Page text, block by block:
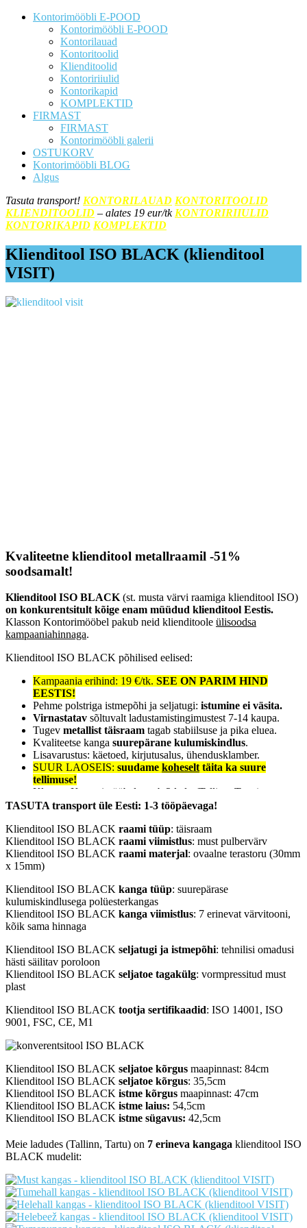
Kontorimööbli E-POOD
Kontorimööbli E-POOD
Kontorilauad
Kontoritoolid
Klienditoolid
Kontoririiulid
Kontorikapid
KOMPLEKTID
FIRMAST
FIRMAST
Kontorimööbli galerii
OSTUKORV
Kontorimööbli BLOG
Algus
Tasuta transport! KONTORILAUAD KONTORITOOLID
KLIENDITOOLID – alates 19 eur/tk KONTORIRIIULID
KONTORIKAPID KOMPLEKTID
Klienditool ISO BLACK (klienditool
VISIT)
Kvaliteetne klienditool metallraamil -51%
soodsamalt!
Klienditool ISO BLACK (st. musta värvi raamiga klienditool ISO)
on konkurentsitult kõige enam müüdud klienditool Eestis.
Klasson Kontorimööbel pakub neid klienditoole ülisoodsa
kampaaniahinnaga.
Klienditool ISO BLACK põhilised eelised:
Kampaania erihind: 19 €/tk. SEE ON PARIM HIND
EESTIS!
Pehme polstriga istmepõhi ja seljatugi: istumine ei väsita.
Virnastatav sõltuvalt ladustamistingimustest 7-14 kaupa.
Tugev metallist täisraam tagab stabiilsuse ja pika eluea.
Kvaliteetse kanga suurepärane kulumiskindlus.
Lisavarustus: käetoed, kirjutusalus, ühendusklamber.
SUUR LAOSEIS: suudame koheselt täita ka suure
tellimuse!
Klasson Kontorimööbel omab 2 ladu (Tallinn, Tartu).
Klienditool ISO BLACK ei vaja montaaži, sest on juba
kokkupandud.
TASUTA transport üle Eesti: 1-3 tööpäevaga!
Klienditool ISO BLACK raami tüüp: täisraam
Klienditool ISO BLACK raami viimistlus: must pulbervärv
Klienditool ISO BLACK raami materjal: ovaalne terastoru (30mm
x 15mm)
Klienditool ISO BLACK kanga tüüp: suurepärase
kulumiskindlusega polüesterkangas
Klienditool ISO BLACK kanga viimistlus: 7 erinevat värvitooni,
kõik sama hinnaga
Klienditool ISO BLACK seljatugi ja istmepõhi: tehnilisi omadusi
hästi säilitav poroloon
Klienditool ISO BLACK seljatoe tagakülg: vormpressitud must
plast
Klienditool ISO BLACK tootja sertifikaadid: ISO 14001, ISO
9001, FSC, CE, M1
Klienditool ISO BLACK seljatoe kõrgus maapinnast: 84cm
Klienditool ISO BLACK seljatoe kõrgus: 35,5cm
Klienditool ISO BLACK istme kõrgus maapinnast: 47cm
Klienditool ISO BLACK istme laius: 54,5cm
Klienditool ISO BLACK istme sügavus: 42,5cm
Meie ladudes (Tallinn, Tartu) on 7 erineva kangaga klienditool ISO
BLACK mudelit: